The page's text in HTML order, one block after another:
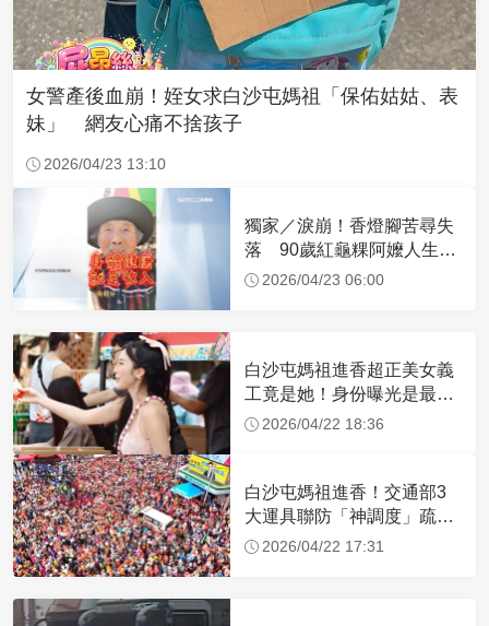
女警產後血崩！姪女求白沙屯媽祖「保佑姑姑、表
妹」 網友心痛不捨孩子
2026/04/23 13:10
獨家／淚崩！香燈腳苦尋失
落 90歲紅龜粿阿嬤人生謝
幕2026/04/23 06:00
白沙屯媽祖進香超正美女義
工竟是她！身份曝光是最美
禮生 一輩子不結婚
2026/04/22 18:36
白沙屯媽祖進香！交通部3
大運具聯防「神調度」疏運
32.1萬創新高
2026/04/22 17:31